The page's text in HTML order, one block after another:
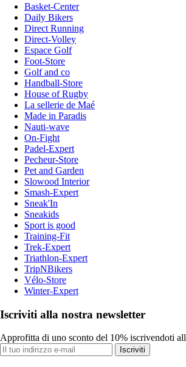
Basket-Center
Daily Bikers
Direct Running
Direct-Volley
Espace Golf
Foot-Store
Golf and co
Handball-Store
House of Rugby
La sellerie de Maé
Made in Paradis
Nauti-wave
On-Fight
Padel-Expert
Pecheur-Store
Pet and Garden
Slowood Interior
Smash-Expert
Sneak'In
Sneakids
Sport is good
Training-Fit
Trek-Expert
Triathlon-Expert
TripNBikers
Vélo-Store
Winter-Expert
Iscriviti alla nostra newsletter
Approfitta di uno sconto del 10% iscrivendoti
Iscriviti